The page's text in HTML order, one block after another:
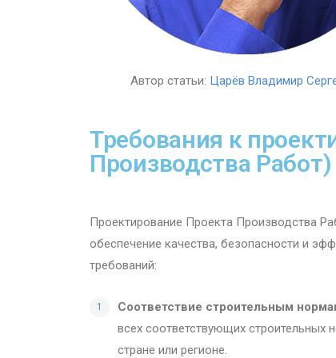
Автор статьи: Царёв Владимир
Требования к
Производства Работ)
Проектирование Проекта Производства
обеспечение качества, безопасности и
требований:
Соответствие строительным
всех соответствующих строительных
стране или регионе.